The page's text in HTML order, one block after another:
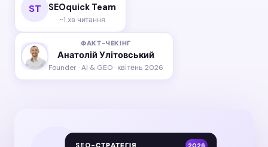
ST SEOquick Team
~1 хв читання
ФАКТ-ЧЕКІНГ
Анатолій Улітовський
Founder · AI & GEO · квітень 2026
2026